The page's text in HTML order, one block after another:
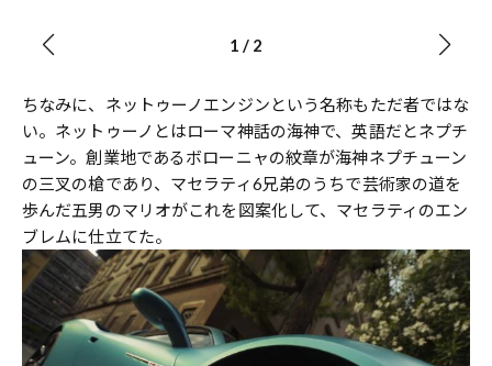
1 / 2
ちなみに、ネットゥーノエンジンという名称もただ者ではな
い。ネットゥーノとはローマ神話の海神で、英語だとネプチ
ューン。創業地であるボローニャの紋章が海神ネプチューン
の三叉の槍であり、マセラティ6兄弟のうちで芸術家の道を
歩んだ五男のマリオがこれを図案化して、マセラティのエン
ブレムに仕立てた。